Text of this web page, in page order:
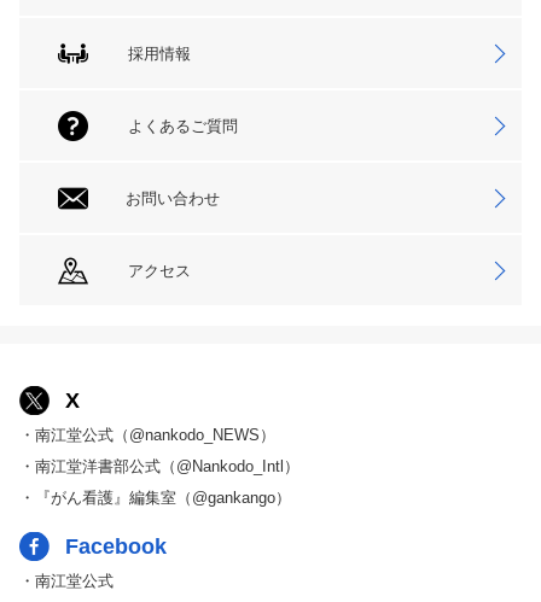
採用情報
よくあるご質問
お問い合わせ
アクセス
X
・南江堂公式（@nankodo_NEWS）
・南江堂洋書部公式（@Nankodo_Intl）
・『がん看護』編集室（@gankango）
Facebook
・南江堂公式